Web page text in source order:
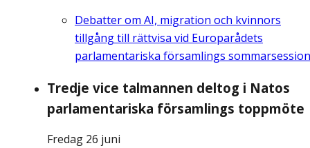
Debatter om AI, migration och kvinnors
tillgång till rättvisa vid Europarådets
parlamentariska församlings sommarsession
Tredje vice talmannen deltog i Natos
parlamentariska församlings toppmöte
Fredag 26 juni